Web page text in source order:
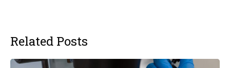
Related Posts